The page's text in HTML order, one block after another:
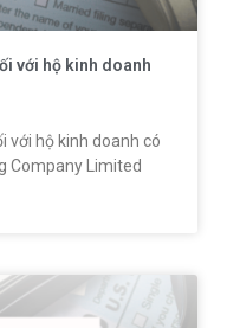
với hộ kinh doanh
với hộ kinh doanh có
Company Limited